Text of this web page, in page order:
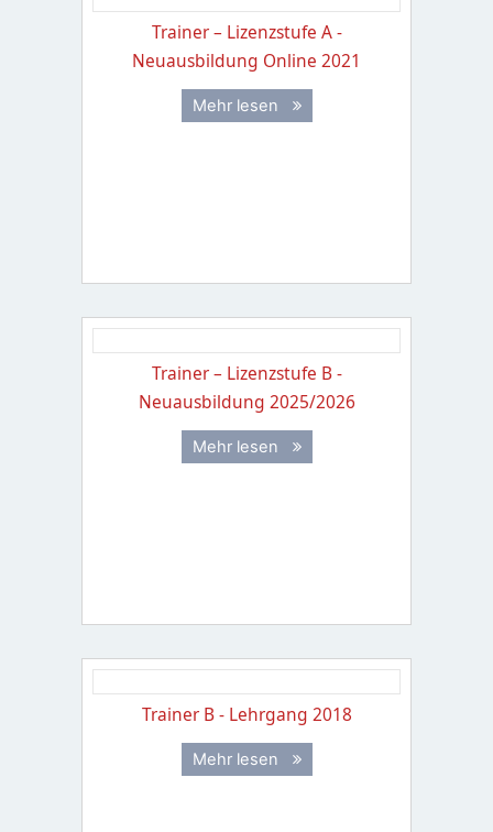
Trainer – Lizenzstufe A -
Neuausbildung Online 2021
Mehr lesen
Trainer – Lizenzstufe B -
Neuausbildung 2025/2026
Mehr lesen
Trainer B - Lehrgang 2018
Mehr lesen